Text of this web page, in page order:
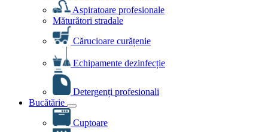
Aspiratoare profesionale
Măturători stradale
Cărucioare curățenie
Echipamente dezinfecție
Detergenți profesionali
Bucătărie
Cuptoare